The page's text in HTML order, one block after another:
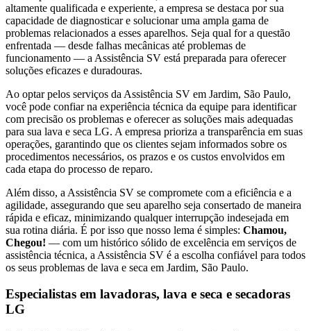
altamente qualificada e experiente, a empresa se destaca por sua
capacidade de diagnosticar e solucionar uma ampla gama de
problemas relacionados a esses aparelhos. Seja qual for a questão
enfrentada — desde falhas mecânicas até problemas de
funcionamento — a Assistência SV está preparada para oferecer
soluções eficazes e duradouras.
Ao optar pelos serviços da Assistência SV em Jardim, São Paulo,
você pode confiar na experiência técnica da equipe para identificar
com precisão os problemas e oferecer as soluções mais adequadas
para sua lava e seca LG. A empresa prioriza a transparência em suas
operações, garantindo que os clientes sejam informados sobre os
procedimentos necessários, os prazos e os custos envolvidos em
cada etapa do processo de reparo.
Além disso, a Assistência SV se compromete com a eficiência e a
agilidade, assegurando que seu aparelho seja consertado de maneira
rápida e eficaz, minimizando qualquer interrupção indesejada em
sua rotina diária. É por isso que nosso lema é simples: Chamou,
Chegou! — com um histórico sólido de excelência em serviços de
assistência técnica, a Assistência SV é a escolha confiável para todos
os seus problemas de lava e seca em Jardim, São Paulo.
Especialistas em lavadoras, lava e seca e secadoras
LG